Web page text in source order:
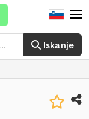
Iskanje